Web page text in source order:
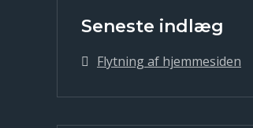
Seneste indlæg
Flytning af hjemmesiden